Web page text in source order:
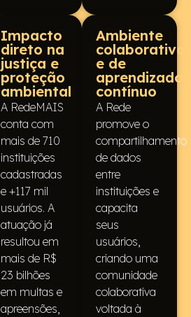
Impacto
direto na
justiça e
proteção
ambiental
A RedeMAIS
conta com
mais de 710
instituições
cadastradas
e +117 mil
usuários. A
atuação já
resultou em
mais de R$
23 bilhões
em multas e
apreensões,
Ambiente
colaborativo
e de
aprendizado
contínuo
A Rede
promove o
compartilhamento
de dados
entre
instituições e
capacita
seus
usuários,
criando uma
comunidade
colaborativa
voltada à